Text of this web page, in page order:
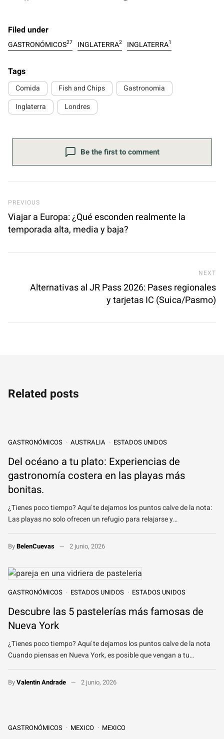
Filed under
GASTRONÓMICOS27 INGLATERRA2 INGLATERRA1
Tags
Comida Fish and Chips
Gastronomia
Inglaterra
Londres
Be the first to comment
Previous Post
PREVIOUS
Viajar a Europa: ¿Qué esconden realmente la
temporada alta, media y baja?
NEXT
Alternativas al JR Pass 2026: Pases regionales
y tarjetas IC (Suica/Pasmo)
Related posts
GASTRONÓMICOS AUSTRALIA ESTADOS UNIDOS
Del océano a tu plato: Experiencias de
gastronomía costera en las playas más
bonitas.
¿Tienes poco tiempo? Aquí te dejamos los puntos calve de la nota:
Las playas no solo ofrecen un refugio para relajarse y…
ByBelenCuevas 2 junio, 2026
GASTRONÓMICOS ESTADOS UNIDOS ESTADOS UNIDOS
Descubre las 5 pastelerías más famosas de
Nueva York
¿Tienes poco tiempo? Aquí te dejamos los puntos calve de la nota
Cuando piensas en Nueva York, es posible que vengan a tu…
ByValentin Andrade 2 junio, 2026
GASTRONÓMICOS MEXICO MEXICO